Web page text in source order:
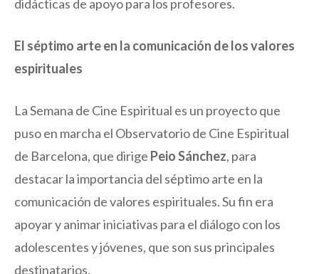
didácticas de apoyo para los profesores.
El séptimo arte en la comunicación de los valores
espirituales
La Semana de Cine Espiritual es un proyecto que
puso en marcha el Observatorio de Cine Espiritual
de Barcelona, que dirige Peio Sánchez, para
destacar la importancia del séptimo arte en la
comunicación de valores espirituales. Su fin era
apoyar y animar iniciativas para el diálogo con los
adolescentes y jóvenes, que son sus principales
destinatarios.